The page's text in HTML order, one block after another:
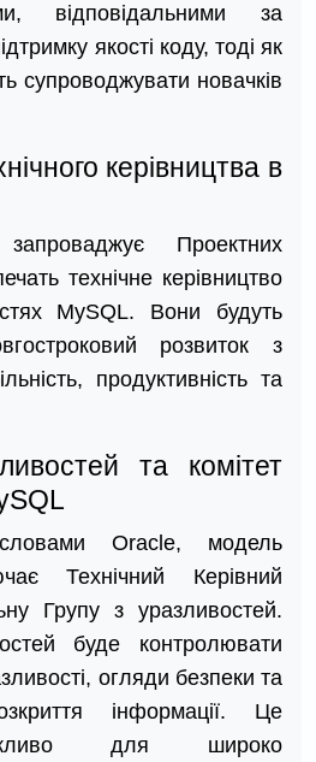
відповідальними за
якості коду, тоді як
супроводжувати новачків
керівництва в
Проектних
технічне керівництво
MySQL. Вони будуть
розвиток з
продуктивність та
та комітет
Oracle, модель
Технічний Керівний
Групу з уразливостей.
буде контролювати
огляди безпеки та
інформації. Це
для широко